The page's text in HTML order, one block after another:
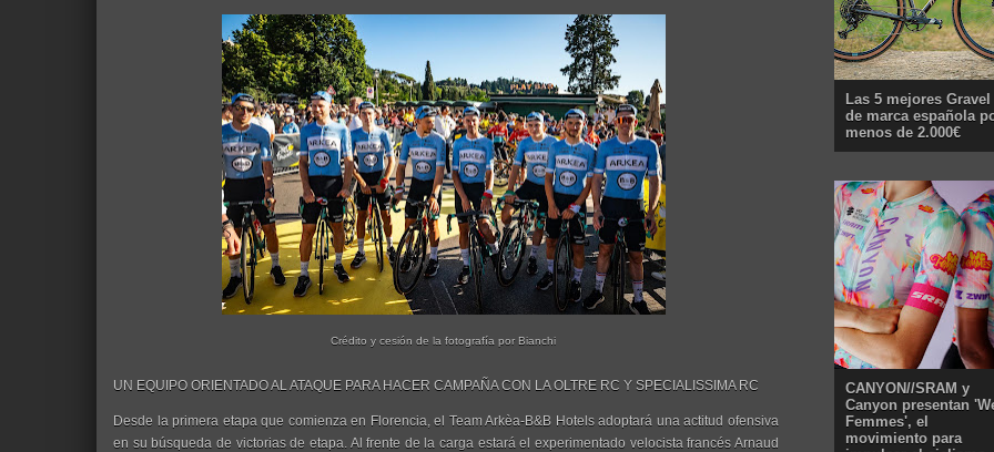
Crédito y cesión de la fotografía por Bianchi
UN EQUIPO ORIENTADO AL ATAQUE PARA HACER CAMPAÑA CON LA OLTRE RC Y SPECIALISSIMA RC
Desde la primera etapa que comienza en Florencia, el Team Arkèa-B&B Hotels adoptará una actitud ofensiva
en su búsqueda de victorias de etapa. Al frente de la carga estará el experimentado velocista francés Arnaud
Las 5 mejores Gravel
de marca española
menos de 2.000€
CANYON//SRAM y
Canyon presentan
Femmes', el
movimiento para